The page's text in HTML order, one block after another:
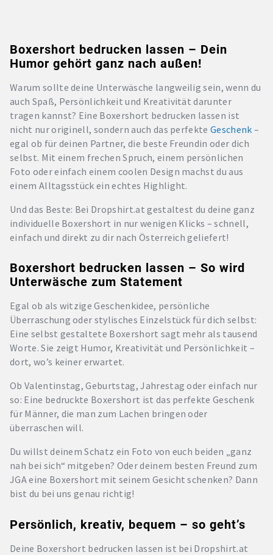
Boxershort bedrucken lassen – Dein
Humor gehört ganz nach außen!
Warum sollte deine Unterwäsche langweilig sein, wenn du
auch Spaß, Persönlichkeit und Kreativität darunter
tragen kannst? Eine Boxershort bedrucken lassen ist
nicht nur originell, sondern auch das perfekteGeschenk –
egal ob für deinen Partner, die beste Freundin oder dich
selbst. Mit einem frechen Spruch, einem persönlichen
Foto oder einfach einem coolen Design machst du aus
einem Alltagsstück ein echtes Highlight.
Und das Beste: Bei Dropshirt.at gestaltest du deine ganz
individuelle Boxershort in nur wenigen Klicks – schnell,
einfach und direkt zu dir nach Österreich geliefert!
Boxershort bedrucken lassen – So wird
Unterwäsche zum Statement
Egal ob als witzige Geschenkidee, persönliche
Überraschung oder stylisches Einzelstück für dich selbst:
Eine selbst gestaltete Boxershort sagt mehr als tausend
Worte. Sie zeigt Humor, Kreativität und Persönlichkeit –
dort, wo’s keiner erwartet.
Ob Valentinstag, Geburtstag, Jahrestag oder einfach nur
so: Eine bedruckte Boxershort ist das perfekte Geschenk
für Männer, die man zum Lachen bringen oder
überraschen will.
Du willst deinem Schatz ein Foto von euch beiden „ganz
nah bei sich“ mitgeben? Oder deinem besten Freund zum
JGA eine Boxershort mit seinem Gesicht schenken? Dann
bist du bei uns genau richtig!
Persönlich, kreativ, bequem – so geht’s
Deine Boxershort bedrucken lassen ist bei Dropshirt.at